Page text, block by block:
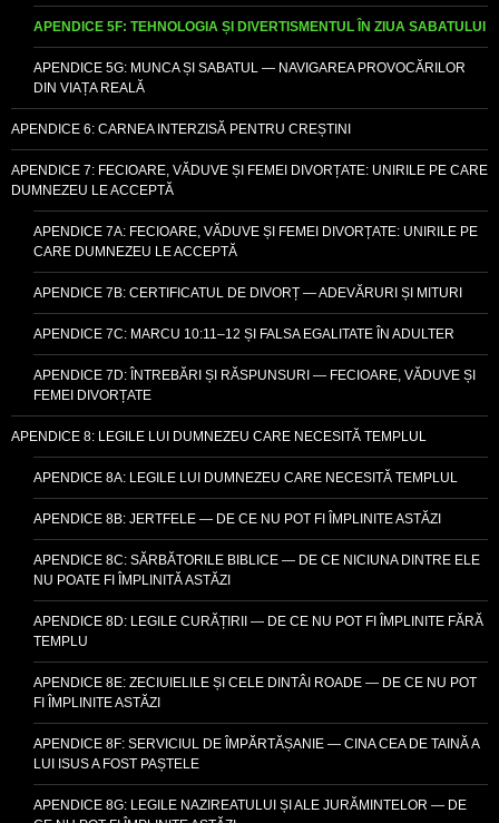
APENDICE 5F: TEHNOLOGIA ȘI DIVERTISMENTUL ÎN ZIUA SABATULUI
APENDICE 5G: MUNCA ȘI SABATUL — NAVIGAREA PROVOCĂRILOR
DIN VIAȚA REALĂ
APENDICE 6: CARNEA INTERZISĂ PENTRU CREȘTINI
APENDICE 7: FECIOARE, VĂDUVE ȘI FEMEI DIVORȚATE: UNIRILE PE CARE
DUMNEZEU LE ACCEPTĂ
APENDICE 7A: FECIOARE, VĂDUVE ȘI FEMEI DIVORȚATE: UNIRILE PE
CARE DUMNEZEU LE ACCEPTĂ
APENDICE 7B: CERTIFICATUL DE DIVORȚ — ADEVĂRURI ȘI MITURI
APENDICE 7C: MARCU 10:11–12 ȘI FALSA EGALITATE ÎN ADULTER
APENDICE 7D: ÎNTREBĂRI ȘI RĂSPUNSURI — FECIOARE, VĂDUVE ȘI
FEMEI DIVORȚATE
APENDICE 8: LEGILE LUI DUMNEZEU CARE NECESITĂ TEMPLUL
APENDICE 8A: LEGILE LUI DUMNEZEU CARE NECESITĂ TEMPLUL
APENDICE 8B: JERTFELE — DE CE NU POT FI ÎMPLINITE ASTĂZI
APENDICE 8C: SĂRBĂTORILE BIBLICE — DE CE NICIUNA DINTRE ELE
NU POATE FI ÎMPLINITĂ ASTĂZI
APENDICE 8D: LEGILE CURĂȚIRII — DE CE NU POT FI ÎMPLINITE FĂRĂ
TEMPLU
APENDICE 8E: ZECIUIELILE ȘI CELE DINTÂI ROADE — DE CE NU POT
FI ÎMPLINITE ASTĂZI
APENDICE 8F: SERVICIUL DE ÎMPĂRTĂȘANIE — CINA CEA DE TAINĂ A
LUI ISUS A FOST PAȘTELE
APENDICE 8G: LEGILE NAZIREATULUI ȘI ALE JURĂMINTELOR — DE